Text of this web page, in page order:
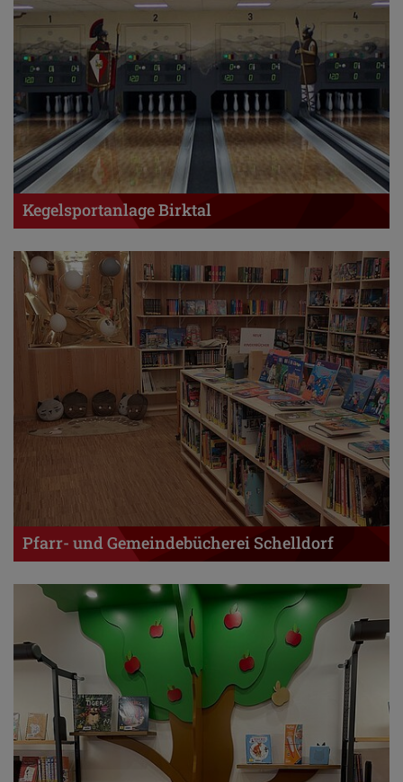
Kegelsportanlage Birktal
Pfarr- und Gemeindebücherei Schelldorf